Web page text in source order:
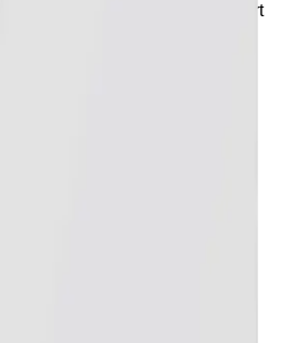
kompressor har skapene svært
driftsmønster, som sikrer
energibruk.
nedenfor for å legge
Klikk deretter på
siden for å se produkter og
eller bestilling.